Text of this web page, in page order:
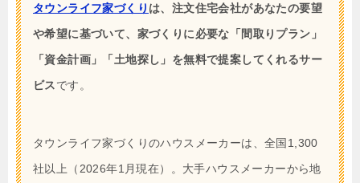
タウンライフ家づくり は、注文住宅会社があなたの要望
や希望に基づいて、家づくりに必要な「間取りプラン」
「資金計画」「土地探し」を無料で提案してくれるサー
ビスです。
タウンライフ家づくりのハウスメーカーは、全国1,300
社以上（2026年1月現在）。大手ハウスメーカーから地